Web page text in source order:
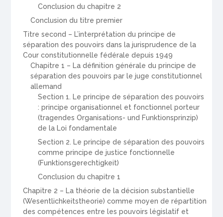
Conclusion du chapitre 2
Conclusion du titre premier
Titre second – L’interprétation du principe de
séparation des pouvoirs dans la jurisprudence de la
Cour constitutionnelle fédérale depuis 1949
Chapitre 1 – La définition générale du principe de
séparation des pouvoirs par le juge constitutionnel
allemand
Section 1. Le principe de séparation des pouvoirs
: principe organisationnel et fonctionnel porteur
(tragendes Organisations- und Funktionsprinzip)
de la Loi fondamentale
Section 2. Le principe de séparation des pouvoirs
comme principe de justice fonctionnelle
(Funktionsgerechtigkeit)
Conclusion du chapitre 1
Chapitre 2 – La théorie de la décision substantielle
(Wesentlichkeitstheorie) comme moyen de répartition
des compétences entre les pouvoirs législatif et